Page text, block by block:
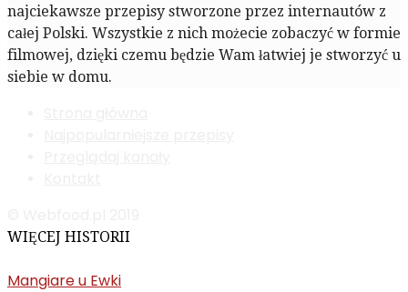
najciekawsze przepisy stworzone przez internautów z
całej Polski. Wszystkie z nich możecie zobaczyć w formie
filmowej, dzięki czemu będzie Wam łatwiej je stworzyć u
siebie w domu.
WIĘCEJ HISTORII
Mangiare u Ewki